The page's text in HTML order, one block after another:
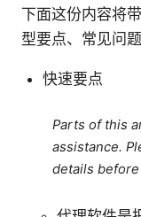
下面这份内容将
型要点、常见问
快速要点
Parts of this
assistance.
details